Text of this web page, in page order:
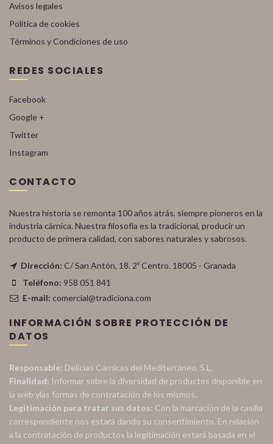
Avisos legales
Política de cookies
Términos y Condiciones de uso
REDES SOCIALES
Facebook
Google +
Twitter
Instagram
CONTACTO
Nuestra historia se remonta 100 años atrás, siempre pioneros en la
industria cárnica. Nuestra filosofía es la tradicional, producir un
producto de primera calidad, con sabores naturales y sabrosos.
Dirección: C/ San Antón, 18. 2º Centro. 18005 - Granada
Teléfono: 958 051 841
E-mail: comercial@tradiciona.com
INFORMACIÓN SOBRE PROTECCIÓN DE
DATOS
Responsable: Delicias Cárnicas del Mediterráneo, S.L.
Finalidad: Informar sobre la diversidad de productos disponible en
la web ylas formas de contratación de los mismos.
Legitimación para tratar sus datos: Con la marcación de la casilla
correspondiente nos estará dando su consentimiento. En relación
a la contratación de productos la legitimación estará basada en el